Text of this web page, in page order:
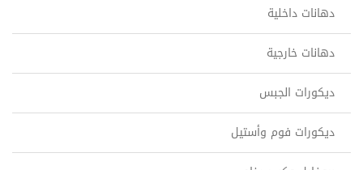
دهانات داخلية
دهانات خارجية
ديكورات الجبس
ديكورات فوم وأستيل